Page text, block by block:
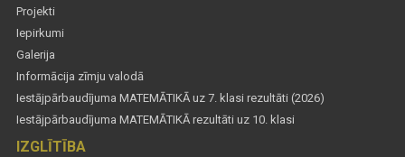
Projekti
Iepirkumi
Galerija
Informācija zīmju valodā
Iestājpārbaudījuma MATEMĀTIKĀ uz 7. klasi rezultāti (2026)
Iestājpārbaudījuma MATEMĀTIKĀ rezultāti uz 10. klasi
IZGLĪTĪBA